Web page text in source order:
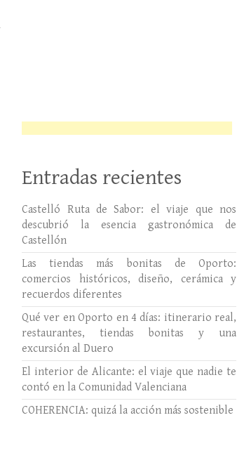
Entradas recientes
Castelló Ruta de Sabor: el viaje que nos
descubrió la esencia gastronómica de
Castellón
Las tiendas más bonitas de Oporto:
comercios históricos, diseño, cerámica y
recuerdos diferentes
Qué ver en Oporto en 4 días: itinerario real,
restaurantes, tiendas bonitas y una
excursión al Duero
El interior de Alicante: el viaje que nadie te
contó en la Comunidad Valenciana
COHERENCIA: quizá la acción más sostenible